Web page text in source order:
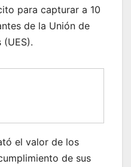
para capturar a 10
de la Unión de
(UES).
el valor de los
de sus